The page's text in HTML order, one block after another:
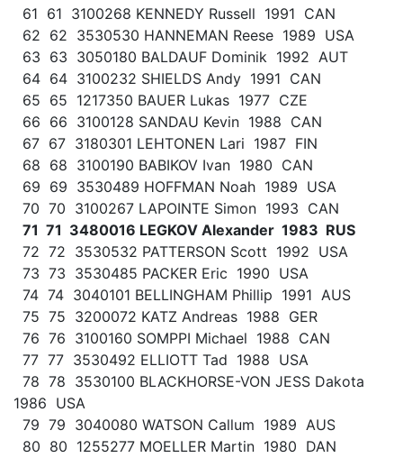
61 61 3100268 KENNEDY Russell 1991 CAN
62 62 3530530 HANNEMAN Reese 1989 USA
63 63 3050180 BALDAUF Dominik 1992 AUT
64 64 3100232 SHIELDS Andy 1991 CAN
65 65 1217350 BAUER Lukas 1977 CZE
66 66 3100128 SANDAU Kevin 1988 CAN
67 67 3180301 LEHTONEN Lari 1987 FIN
68 68 3100190 BABIKOV Ivan 1980 CAN
69 69 3530489 HOFFMAN Noah 1989 USA
70 70 3100267 LAPOINTE Simon 1993 CAN
71 71 3480016 LEGKOV Alexander 1983 RUS
72 72 3530532 PATTERSON Scott 1992 USA
73 73 3530485 PACKER Eric 1990 USA
74 74 3040101 BELLINGHAM Phillip 1991 AUS
75 75 3200072 KATZ Andreas 1988 GER
76 76 3100160 SOMPPI Michael 1988 CAN
77 77 3530492 ELLIOTT Tad 1988 USA
78 78 3530100 BLACKHORSE-VON JESS Dakota
1986 USA
79 79 3040080 WATSON Callum 1989 AUS
80 80 1255277 MOELLER Martin 1980 DAN